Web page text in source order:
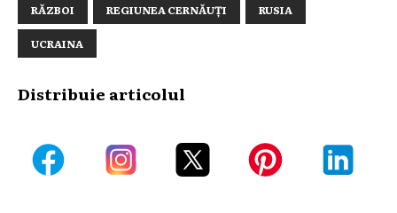
RĂZBOI REGIUNEA CERNĂUȚI RUSIA
UCRAINA
Distribuie articolul